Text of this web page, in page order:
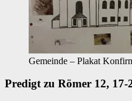
Gemeinde – Plakat
Predigt zu Römer 12,